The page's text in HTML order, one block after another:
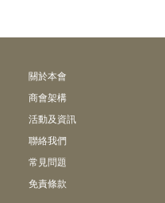
關於本會
商會架構
活動及資訊
聯絡我們
常見問題
免責條款